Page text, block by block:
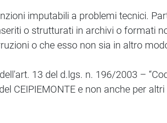
imputabili a problemi tecnici.
o strutturati in archivi o formati
o che esso non sia in altro
13 del d.lgs. n. 196/2003 –
CEIPIEMONTE e non anche per